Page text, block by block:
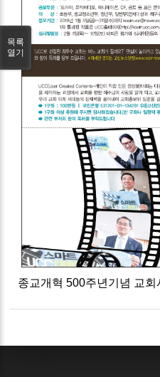
종교개혁 500주년기념 교회
목록
열기